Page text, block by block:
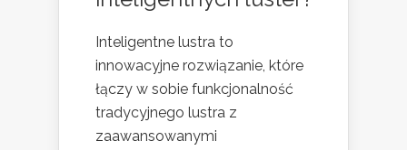
Inteligentne lustra to
innowacyjne rozwiązanie, które
łączy w sobie funkcjonalność
tradycyjnego lustra z
zaawansowanymi